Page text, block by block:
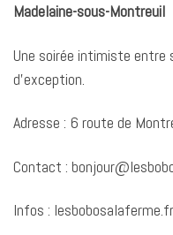
Madelaine-sous-Montreuil
Une soirée intimiste entre
d’exception.
Adresse : 6 route de
Contact :
Infos : lesbobosalaferme.fr